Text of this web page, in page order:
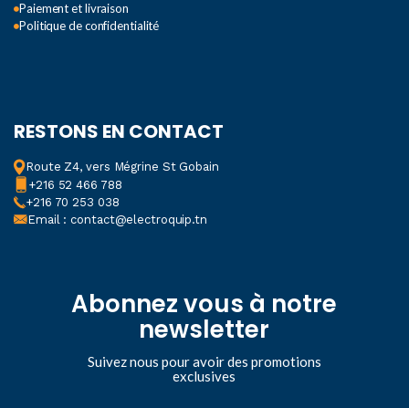
Paiement et livraison
Politique de confidentialité
RESTONS EN CONTACT
Route Z4, vers Mégrine St Gobain
+216 52 466 788
+216 70 253 038
Email : contact@electroquip.tn
Abonnez vous à notre
newsletter
Suivez nous pour avoir des promotions
exclusives